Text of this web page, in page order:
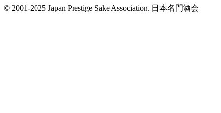
© 2001-2025 Japan Prestige Sake Association. 日本名門酒会